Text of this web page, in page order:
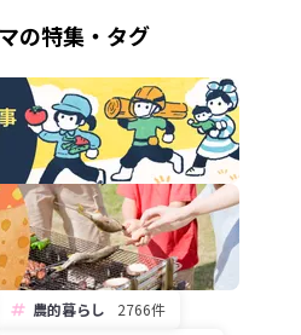
の特集・タグ
農的暮らし
2766件